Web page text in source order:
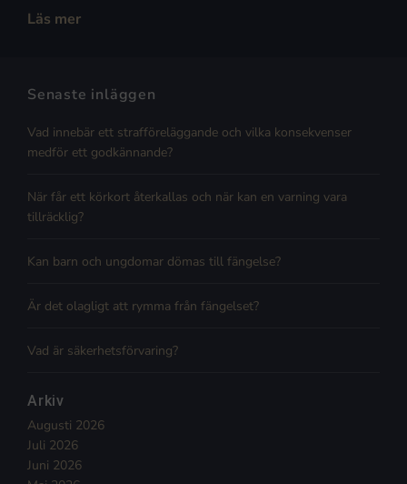
Läs mer
Senaste inläggen
Vad innebär ett strafföreläggande och vilka konsekvenser
medför ett godkännande?
När får ett körkort återkallas och när kan en varning vara
tillräcklig?
Kan barn och ungdomar dömas till fängelse?
Är det olagligt att rymma från fängelset?
Vad är säkerhetsförvaring?
Arkiv
Augusti 2026
Juli 2026
Juni 2026